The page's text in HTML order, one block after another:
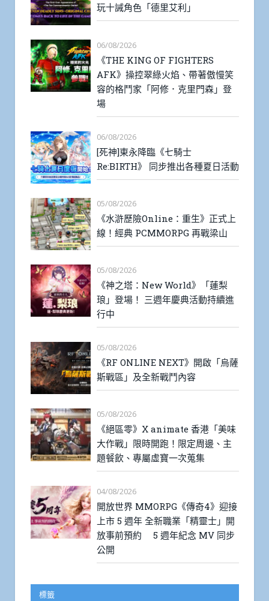
玩十誡角色「德里艾利」
06/08/2026
《THE KING OF FIGHTERS
AFK》操控翠綠火焰、帶著傲慢笑
容的格鬥家「阿修．克里門森」登
場
06/08/2026
[死神]東永降臨《七騎士
Re:BIRTH》 同步推出各種夏日活動
05/08/2026
《水滸歷險Online：重生》正式上
線！經典 PCMMORPG 再戰梁山
05/08/2026
《神之塔：New World》「蓮梨
琅」登場！ 三週年慶典活動持續進
行中
05/08/2026
《RF ONLINE NEXT》開啟「烏薩
斯戰區」及全新戰鬥內容
05/08/2026
《絕區零》X animate 香港「美味
大作戰」限時開跑！限定周邊、主
題餐飲、專屬虛寶一次蒐集
04/08/2026
開放世界 MMORPG《傳奇4》迎接
上市 5 週年 全新職業「精靈士」開
放事前預約 5 週年紀念 MV 同步
公開
標籤